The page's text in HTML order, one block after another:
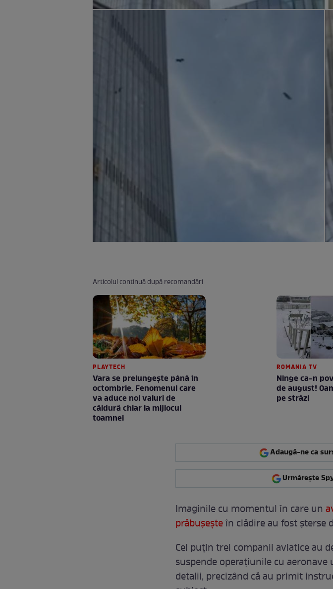
Articolul continuă după recomandări
PLAYTECH
Vara se prelungeşte până în
octombrie. Fenomenul care
va aduce noi valuri de
căldură chiar la mijlocul
toamnei
ROMANIA TV
Ninge ca-n
de august! Oamenii schiază
pe străzi
Adaugă-ne ca
Urmărește
Imaginile cu momentul în care un
prăbușeșteîn clădire au fost șterse
Cel puțin trei companii aviatice au
suspende operațiunile cu aeronave
detalii, precizând că au primit